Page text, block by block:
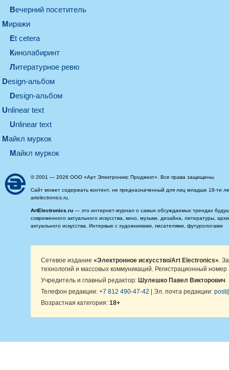
вечерний посетитель
миражи
et cetera
кинолабиринт
литературное ревю
design-альбом
design-альбом
unlinear text
Unlinear text
майкл муркок
майкл муркок
© 2001 — 2026 ООО «Арт Электроникс Проджект». Все права защищены.
Сайт может содержать контент, не предназначенный для лиц младше 18-ти
artelectronics.ru.
ArtElectronics.ru — это интернет-журнал о самых обсуждаемых трендах
современного актуального искусства, кино, музыки, дизайна, литературы,
актуального искусства. Интервью с художниками, писателями, футурологами
Сетевое издание «Электронное искусство/Art Electronics» .
технологий и массовых коммуникаций. Регистрационный
Учредитель и главный редактор: Шулешко Павел Викторович
Телефон редакции: +7 812 490-47-42 | Эл. почта редакции:
Возрастная категория: 18+